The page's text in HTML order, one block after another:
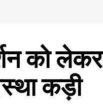
को लेकर
कड़ी